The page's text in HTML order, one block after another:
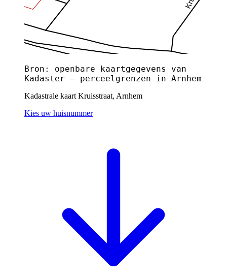
Bron: openbare kaartgegevens van
Kadaster — perceelgrenzen in Arnhem
Kadastrale kaart Kruisstraat, Arnhem
Kies uw huisnummer